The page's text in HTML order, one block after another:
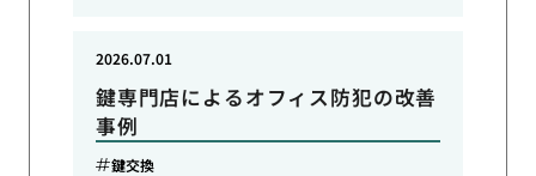
鍵専門店によるオフィス防犯の改善
事例
2026.07.01
鍵交換